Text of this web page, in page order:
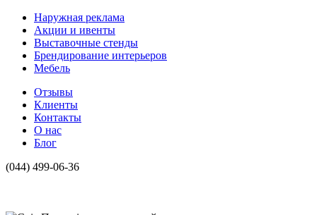
Наружная реклама
Акции и ивенты
Выставочные стенды
Брендирование интерьеров
Мебель
Отзывы
Клиенты
Контакты
О нас
Блог
(044) 499-06-36